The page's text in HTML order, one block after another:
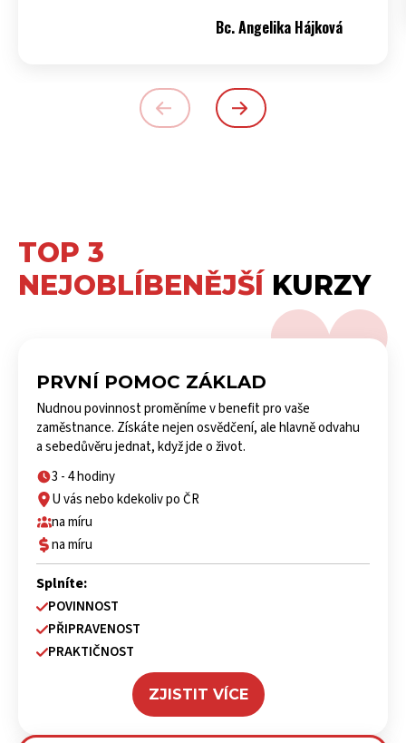
Bc. Angelika Hájková
TOP 3
NEJOBLÍBENĚJŠÍ KURZY
PRVNÍ POMOC ZÁKLAD
Nudnou povinnost proměníme v benefit pro vaše
zaměstnance. Získáte nejen osvědčení, ale hlavně odvahu
a sebedůvěru jednat, když jde o život.
3 - 4 hodiny
U vás nebo kdekoliv po ČR
na míru
na míru
Splníte:
POVINNOST
PŘIPRAVENOST
PRAKTIČNOST
ZJISTIT VÍCE